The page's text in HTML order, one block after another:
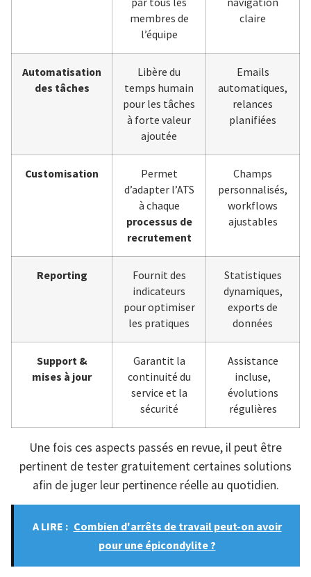
membres de
l’équipe
claire
Automatisation
des tâches
Libère du
temps humain
pour les tâches
à forte valeur
ajoutée
Emails
automatiques,
relances
planifiées
Customisation
Permet
d’adapter l’ATS
à chaque
processus de
recrutement
Champs
personnalisés,
workflows
ajustables
Reporting
Fournit des
indicateurs
pour optimiser
les pratiques
Statistiques
dynamiques,
exports de
données
Support &
mises à jour
Garantit la
continuité du
service et la
sécurité
Assistance
incluse,
évolutions
régulières
Une fois ces aspects passés en revue, il peut être
pertinent de tester gratuitement certaines solutions
afin de juger leur pertinence réelle au quotidien.
A LIRE : Combien d'arrêts de travail peut-on avoir
pour une épicondylite ?